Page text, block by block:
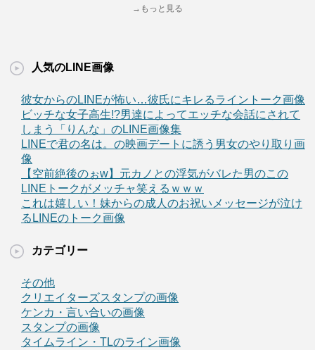
→もっと見る
人気のLINE画像
彼女からのLINEが怖い…彼氏にキレるライントーク画像
ビッチな女子高生!?男達によってエッチな会話にされて
しまう「りんな」のLINE画像集
LINEで君の名は。の映画デートに誘う男女のやり取り画
像
【空前絶後のぉw】元カノとの浮気がバレた男のこの
LINEトークがメッチャ笑えるｗｗｗ
これは嬉しい！妹からの成人のお祝いメッセージが泣け
るLINEのトーク画像
カテゴリー
その他
クリエイターズスタンプの画像
ケンカ・言い合いの画像
スタンプの画像
タイムライン・TLのライン画像